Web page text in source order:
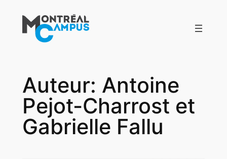
contenu
Auteur: Antoine
Pejot-Charrost et
Gabrielle Fallu